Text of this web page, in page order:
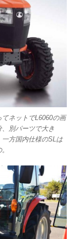
ネットでL6060の画
別パーツで大き
方国内仕様のSLは